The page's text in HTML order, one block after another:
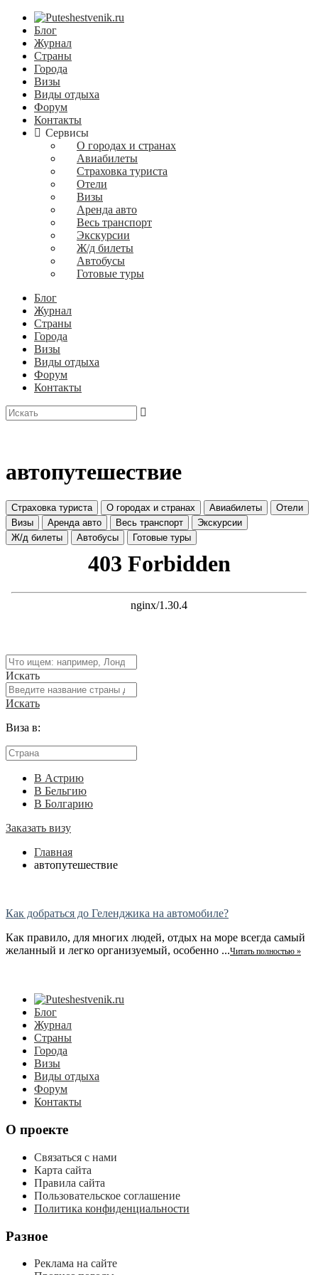
Блог
Журнал
Страны
Города
Визы
Виды отдыха
Форум
Контакты
Сервисы
О городах и странах
Авиабилеты
Страховка туриста
Отели
Визы
Аренда авто
Весь транспорт
Экскурсии
Ж/д билеты
Автобусы
Готовые туры
Блог
Журнал
Страны
Города
Визы
Виды отдыха
Форум
Контакты
автопутешествие
Страховка туриста О городах и странах Авиабилеты
Отели
Визы
Аренда авто Весь транспорт
Экскурсии
Ж/д билеты
Автобусы Готовые туры
Искать
Искать
Виза в:
В Астрию
В Бельгию
В Болгарию
Заказать визу
Главная
автопутешествие
Как добраться до Геленджика на автомобиле?
Как правило, для многих людей, отдых на море всегда самый
желанный и легко организуемый, особенно ...Читать полностью »
Блог
Журнал
Страны
Города
Визы
Виды отдыха
Форум
Контакты
О проекте
Связаться с нами
Карта сайта
Правила сайта
Пользовательское соглашение
Политика конфиденциальности
Разное
Реклама на сайте